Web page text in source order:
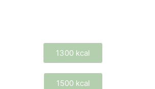
1300 kcal
1500 kcal